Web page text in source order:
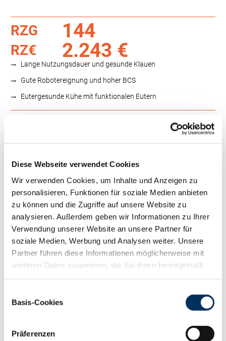
Diese Webseite verwendet Cookies
Wir verwenden Cookies, um Inhalte und Anzeigen zu
personalisieren, Funktionen für soziale Medien anbieten
zu können und die Zugriffe auf unsere Website zu
analysieren. Außerdem geben wir Informationen zu Ihrer
Verwendung unserer Website an unsere Partner für
soziale Medien, Werbung und Analysen weiter. Unsere
Partner führen diese Informationen möglicherweise mit
weiteren Daten zusammen, die Sie ihnen bereitgestellt
Cookies, wenn Sie unsere Webseite weiterhin nutzen.
Basis-Cookies
Präferenzen
RZG 144
RZ€ 2.243 €
Lange Nutzungsdauer und gesunde Klauen
Gute Robotereignung und hoher BCS
Eutergesunde Kühe mit funktionalen Eutern
RZS
RZR
RZKd
107
RZKm
RZÖko
147
Gesundheit
RZGesund
132
RZEuterfit
RZKlaue
126
112
RZRepro
111
RZKälberfit 104